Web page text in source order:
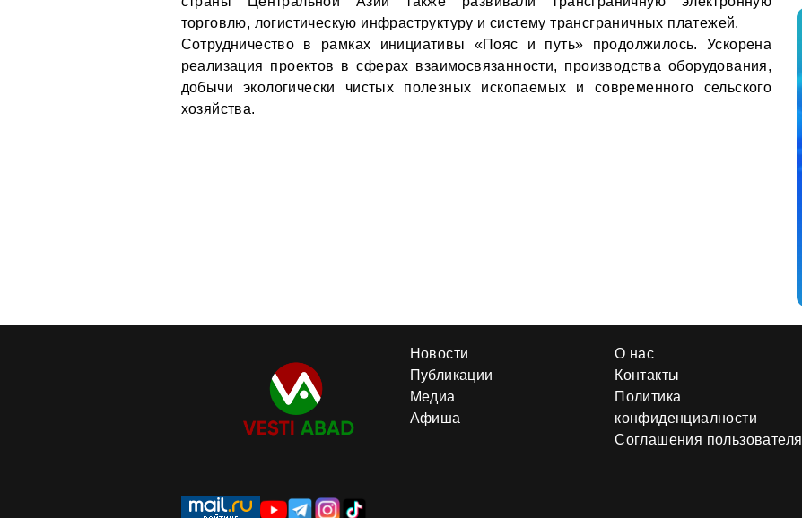
торговлю, логистическую инфраструктуру и систему трансграничных платежей.
Сотрудничество в рамках инициативы «Пояс и путь» продолжилось. Ускорена
реализация проектов в сферах взаимосвязанности, производства оборудования,
добычи экологически чистых полезных ископаемых и современного сельского
хозяйства.
Новости
Публикации
Медиа
Афиша
О нас
Контакты
Политика
конфиденциалности
Соглашения пользователя